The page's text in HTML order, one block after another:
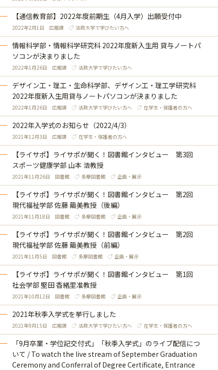
【通信教育部】2022年度前期生（4月入学）出願受付中
2022年2月1日 広報課 法政大学で学びたい方へ
情報科学部・情報科学研究科 2022年度新入生用 貸与ノートパ
ソコンが決まりました
2022年1月26日 広報課 法政大学で学びたい方へ
デザイン工・理工・生命科学部、デザイン工・理工学研究科
2022年度新入生用貸与ノートパソコンが決まりました
2022年1月26日 広報課 法政大学で学びたい方へ 在学生・保護者の方へ
2022年入学式のお知らせ（2022/4/3）
2021年12月3日 広報課 在学生・保護者の方へ
【ライサポ】ライサポが聞く！図書館インタビュー 第3回
スポーツ健康学部 山本 浩教授
2021年11月26日 図書館 多摩図書館 企画・展示
【ライサポ】ライサポが聞く！図書館インタビュー 第2回
現代福祉学部 佐藤 繭美教授（後編）
2021年11月18日 図書館 多摩図書館 企画・展示
【ライサポ】ライサポが聞く！図書館インタビュー 第2回
現代福祉学部 佐藤 繭美教授（前編）
2021年11月5日 図書館 多摩図書館 企画・展示
【ライサポ】ライサポが聞く！図書館インタビュー 第1回
社会学部 堅田 香緒里准教授
2021年10月12日 図書館 多摩図書館 企画・展示
2021年秋季入学式を挙行しました
2021年9月15日 広報課 法政大学で学びたい方へ 在学生・保護者の方へ
「9月卒業・学位記交付式」「秋季入学式」のライブ配信につ
いて / To watch the live stream of September Graduation
Ceremony and Conferral of Degree Certificate, Entrance